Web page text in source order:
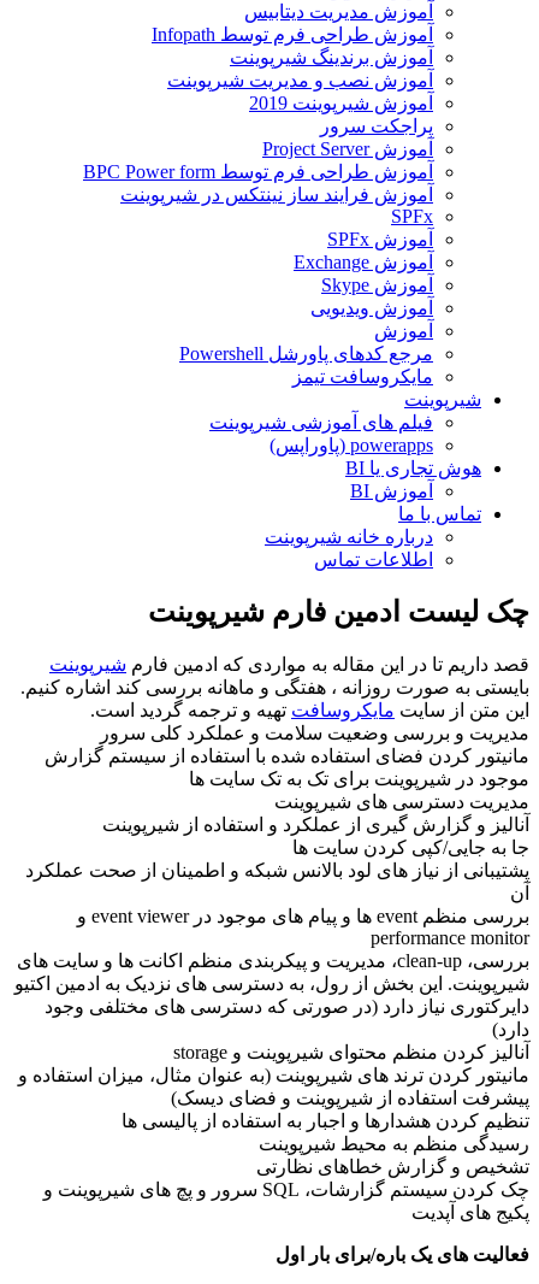
آموزش مدیریت دیتابیس
آموزش طراحی فرم توسط Infopath
آموزش برندینگ شیرپوینت
آموزش نصب و مدیریت شیرپوینت
آموزش شیرپوینت 2019
پراجکت سرور
آموزش Project Server
آموزش طراحی فرم توسط BPC Power form
آموزش فرایند ساز نینتکس در شیرپوینت
SPFx
آموزش SPFx
آموزش Exchange
آموزش Skype
آموزش ویدیویی
آموزش
مرجع کدهای پاورشل Powershell
مایکروسافت تیمز
شیرپوینت
فیلم های آموزشی شیرپوینت
powerapps (پاوراپس)
هوش تجاری یا BI
آموزش BI
تماس با ما
درباره خانه شیرپوینت
اطلاعات تماس
چک لیست ادمین فارم شیرپوینت
قصد داریم تا در این مقاله به مواردی که ادمین فارم شیرپوینت
بایستی به صورت روزانه ، هفتگی و ماهانه بررسی کند اشاره کنیم.
این متن از سایت مایکروسافت تهیه و ترجمه گردید است.
مدیریت و بررسی وضعیت سلامت و عملکرد کلی سرور
مانیتور کردن فضای استفاده شده با استفاده از سیستم گزارش
موجود در شیرپوینت برای تک به تک سایت ها
مدیریت دسترسی های شیرپوینت
آنالیز و گزارش گیری از عملکرد و استفاده از شیرپوینت
جا به جایی/کپی کردن سایت ها
پشتیبانی از نیاز های لود بالانس شبکه و اطمینان از صحت عملکرد
آن
بررسی منظم event ها و پیام های موجود در event viewer و
performance monitor
بررسی، clean-up، مدیریت و پیکربندی منظم اکانت ها و سایت های
شیرپوینت. این بخش از رول، به دسترسی های نزدیک به ادمین اکتیو
دایرکتوری نیاز دارد (در صورتی که دسترسی های مختلفی وجود
دارد)
آنالیز کردن منظم محتوای شیرپوینت و storage
مانیتور کردن ترند های شیرپوینت (به عنوان مثال، میزان استفاده و
پیشرفت استفاده از شیرپوینت و فضای دیسک)
تنظیم کردن هشدارها و اجبار به استفاده از پالیسی ها
رسیدگی منظم به محیط شیرپوینت
تشخیص و گزارش خطاهای نظارتی
چک کردن سیستم گزارشات، SQL سرور و پچ های شیرپوینت و
پکیج های آپدیت
فعالیت های یک باره/برای بار اول